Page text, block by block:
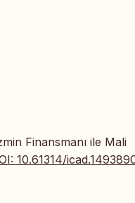
Finansmanı ile Mali
10.61314/